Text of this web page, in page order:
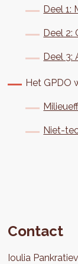
Deel 1:
Deel 2:
Deel 3:
Het GPDO
Niet-
Contact
Ioulia